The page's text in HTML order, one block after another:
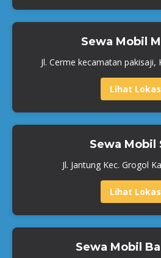
Sewa Mobil
Jl. Cerme kecamatan pakisaji,
Lihat
Sewa Mobil
Jl. Jantung Kec. Grogol
Lihat
Sewa Mobil